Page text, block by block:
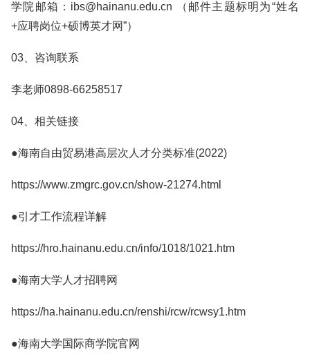
学院邮箱：ibs@hainanu.edu.cn （邮件主题标明为“姓名
+应聘岗位+硕博英才网”）
03、咨询联系
李老师0898-66258517
04、相关链接
●海南自由贸易港高层次人才分类标准(2022)
https://www.zmgrc.gov.cn/show-21274.html
●引才工作流程详解
https://hro.hainanu.edu.cn/info/1018/1021.htm
●海南大学人才招聘网
https://ha.hainanu.edu.cn/renshi/rcw/rcwsy1.htm
●海南大学国际商学院官网